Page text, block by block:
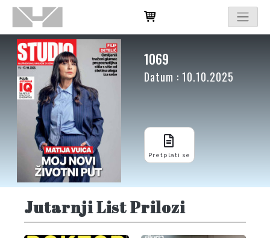
1069
Datum : 10.10.2025
Pretplati se
Jutarnji List Prilozi